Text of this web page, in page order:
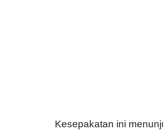
Kesepakatan ini